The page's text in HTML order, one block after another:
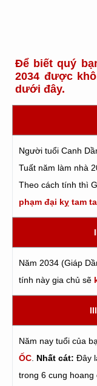
Để biết quý
2034 được
dưới đây.
Người tuổi Canh
Tuất năm làm nhà
Theo cách tính thì
phạm đại kỵ tam
Năm 2034 (Giáp
tính này gia chủ sẽ
Năm nay tuổi của
ỐC Nhất cát: Đây
trong 6 cung hoang